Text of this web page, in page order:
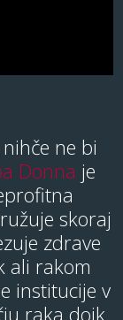
ne bi
Donna je
skoraj
zdrave
ali rakom
institucije v
raka dojk